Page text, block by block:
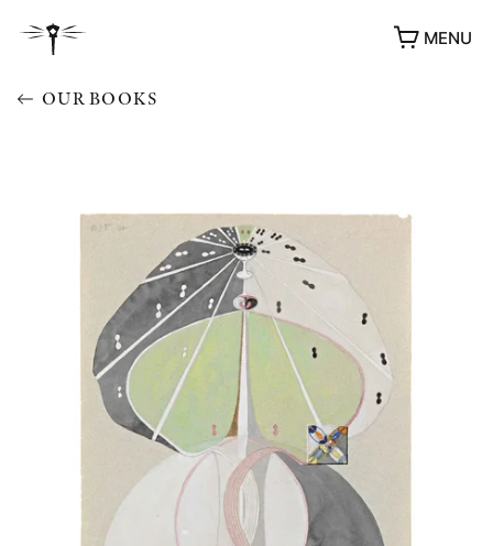
MENU
OTHER FORMATS
OUR BOOKS